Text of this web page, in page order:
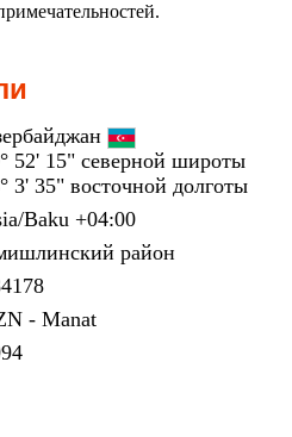
52' 15" северной широты
3' 35" восточной долготы
Baku +04:00
район
- Manat